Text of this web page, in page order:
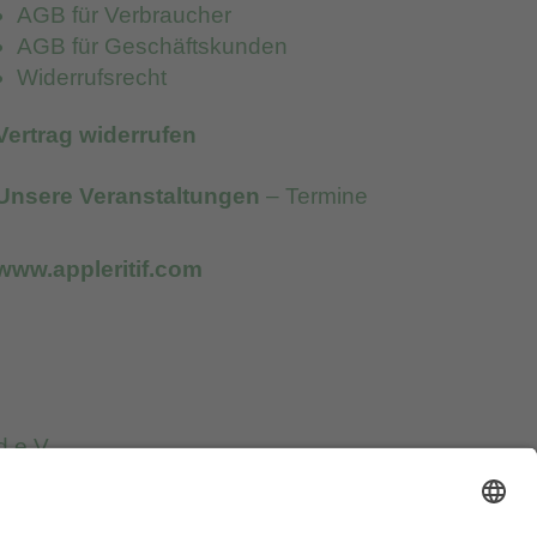
AGB für Verbraucher
AGB für Geschäftskunden
Widerrufsrecht
widerrufen
Veranstaltungen – Termine